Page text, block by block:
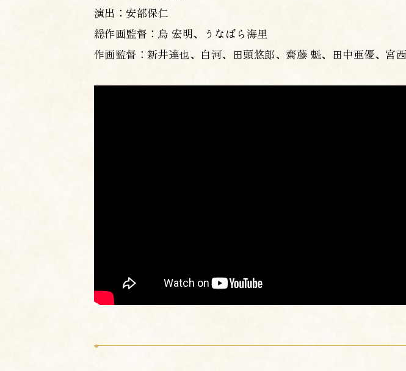
演出：安部保仁
総作画監督：烏 宏明、うなばら海里
作画監督：新井達也、白河、田頭悠郎、齋藤 魁、田中亜優、宮